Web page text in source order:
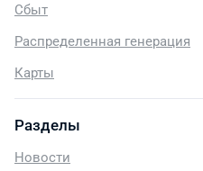
Сбыт
Распределенная генерация
Карты
Разделы
Новости